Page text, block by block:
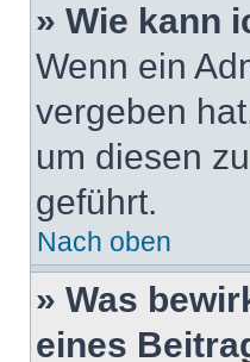
» Wie kann
Wenn ein
vergeben
um diesen
geführt.
Nach oben
» Was
eines